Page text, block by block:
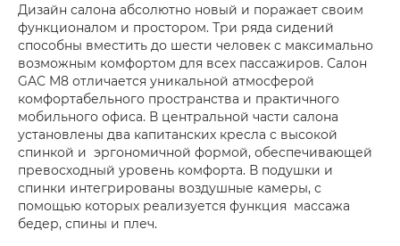
Дизайн салона абсолютно новый и поражает своим
функционалом и простором. Три ряда сидений
способны вместить до шести человек с максимально
возможным комфортом для всех пассажиров. Салон
GAC M8 отличается уникальной атмосферой
комфортабельного пространства и практичного
мобильного офиса. В центральной части салона
установлены два капитанских кресла с высокой
спинкой и эргономичной формой, обеспечивающей
превосходный уровень комфорта. В подушки и
спинки интегрированы воздушные камеры, с
помощью которых реализуется функция массажа
бедер, спины и плеч.